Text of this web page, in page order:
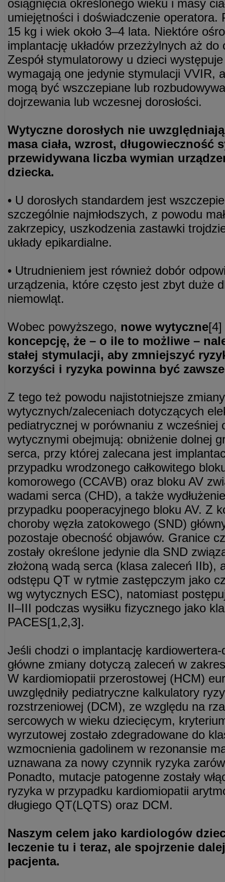
osiągnięcia określonego wieku i masy
umiejętności i doświadczenie operatora.
15 kg i wiek około 3–4 lata. Niektóre
implantację układów przezżylnych aż
Zespół stymulatorowy u dzieci
wymagają one jedynie stymulacji VVIR,
mogą być wszczepiane lub
dojrzewania lub wczesnej dorosłości.
Wytyczne dorosłych nie
masa ciała, wzrost, długowieczność
przewidywana liczba wymian
dziecka.
• U dorosłych standardem jest
szczególnie najmłodszych, z powodu
zakrzepicy, uszkodzenia zastawki
układy epikardialne.
• Utrudnieniem jest również dobór
urządzenia, które często jest zbyt duże
niemowląt.
Wobec powyższego, nowe wytyczne[4]
koncepcję, że – o ile to możliwe –
stałej stymulacji, aby zmniejszyć
korzyści i ryzyka powinna być
Z tego też powodu najistotniejsze
wytycznych/zaleceniach dotyczących
pediatrycznej w porównaniu z wcześniej
wytycznymi obejmują: obniżenie dolnej
serca, przy której zalecana jest
przypadku wrodzonego całkowitego
komorowego (CCAVB) oraz bloku AV
wadami serca (CHD), a także
przypadku pooperacyjnego bloku AV. Z
choroby węzła zatokowego (SND)
pozostaje obecność objawów. Granice
zostały określone jedynie dla SND
złożoną wadą serca (klasa zaleceń IIb),
odstępu QT w rytmie zastępczym jako
wg wytycznych ESC), natomiast
II–III podczas wysiłku fizycznego jako
PACES[1,2,3].
Jeśli chodzi o implantację
główne zmiany dotyczą zaleceń w
W kardiomiopatii przerostowej (HCM)
uwzględniły pediatryczne kalkulatory
rozstrzeniowej (DCM), ze względu na
sercowych w wieku dziecięcym,
wyrzutowej zostało zdegradowane do
wzmocnienia gadolinem w rezonansie
uznawana za nowy czynnik ryzyka
Ponadto, mutacje patogenne zostały
ryzyka w przypadku kardiomiopatii
długiego QT(LQTS) oraz DCM.
Naszym celem jako kardiologów
leczenie tu i teraz, ale spojrzenie
pacjenta.